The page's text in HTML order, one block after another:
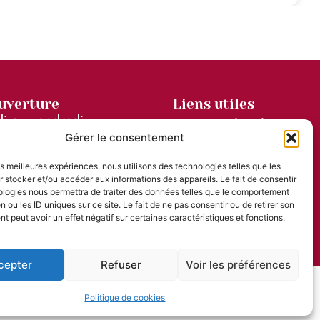
Gérer le consentement
meilleures expériences, nous utilisons des technologies telles que les
stocker et/ou accéder aux informations des appareils. Le fait de consentir
nous permettra de traiter des données telles que le comportement
ou les ID uniques sur ce site. Le fait de ne pas consentir ou de retirer son
peut avoir un effet négatif sur certaines caractéristiques et fonctions.
Refuser Voir les préférences
Politique de cookies
au vendredi :
de 14h à 17h30
et août :
Liens utiles
Plan du site
Confidentialité
© 2025 - Site & GRU développés par Utopia